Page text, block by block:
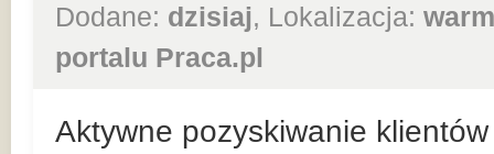
Dodane: dzisiaj, Lokalizacja:
portalu Praca.pl
Aktywne pozyskiwanie